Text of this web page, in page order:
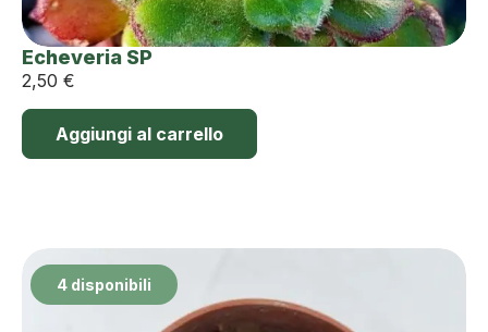
Echeveria SP
2,50 €
Aggiungi al carrello
4 disponibili